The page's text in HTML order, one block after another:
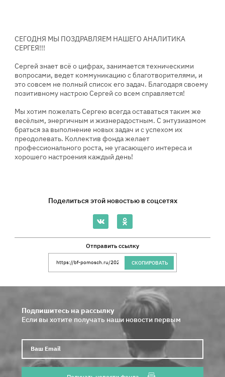
СЕГОДНЯ МЫ ПОЗДРАВЛЯЕМ НАШЕГО АНАЛИТИКА
СЕРГЕЯ!!!
Сергей знает всё о цифрах, занимается техническими
вопросами, ведет коммуникацию с благотворителями, и
это совсем не полный список его задач. Благодаря своему
позитивному настрою Сергей со всем справляется!
Мы хотим пожелать Сергею всегда оставаться таким же
весёлым, энергичным и жизнерадостным. С энтузиазмом
браться за выполнение новых задач и с успехом их
преодолевать. Коллектив фонда желает
профессионального роста, не угасающего интереса и
хорошего настроения каждый день!
Поделиться этой новостью в соцсетях
Отправить ссылку
Ссылка на сайт Благотворительного Фонда
СКОПИРОВАТЬ
Подпишитесь на рассылку
Если вы хотите получать наши новости первым